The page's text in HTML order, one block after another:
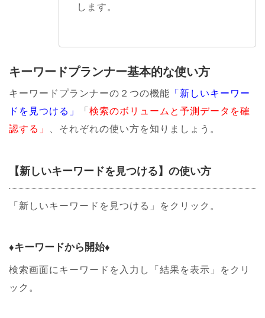
します。
キーワードプランナー基本的な使い方
キーワードプランナーの２つの機能 「新しいキーワー
ドを見つける」
「 検索のボリュームと予測データを確
認する」
、それぞれの使い方を知りましょう。
【新しいキーワードを見つける 】 の使い方
「新しいキーワードを見つける」をクリック。
♦︎キーワードから開始♦︎
検索画面にキーワードを入力し「結果を表示」をクリ
ック。